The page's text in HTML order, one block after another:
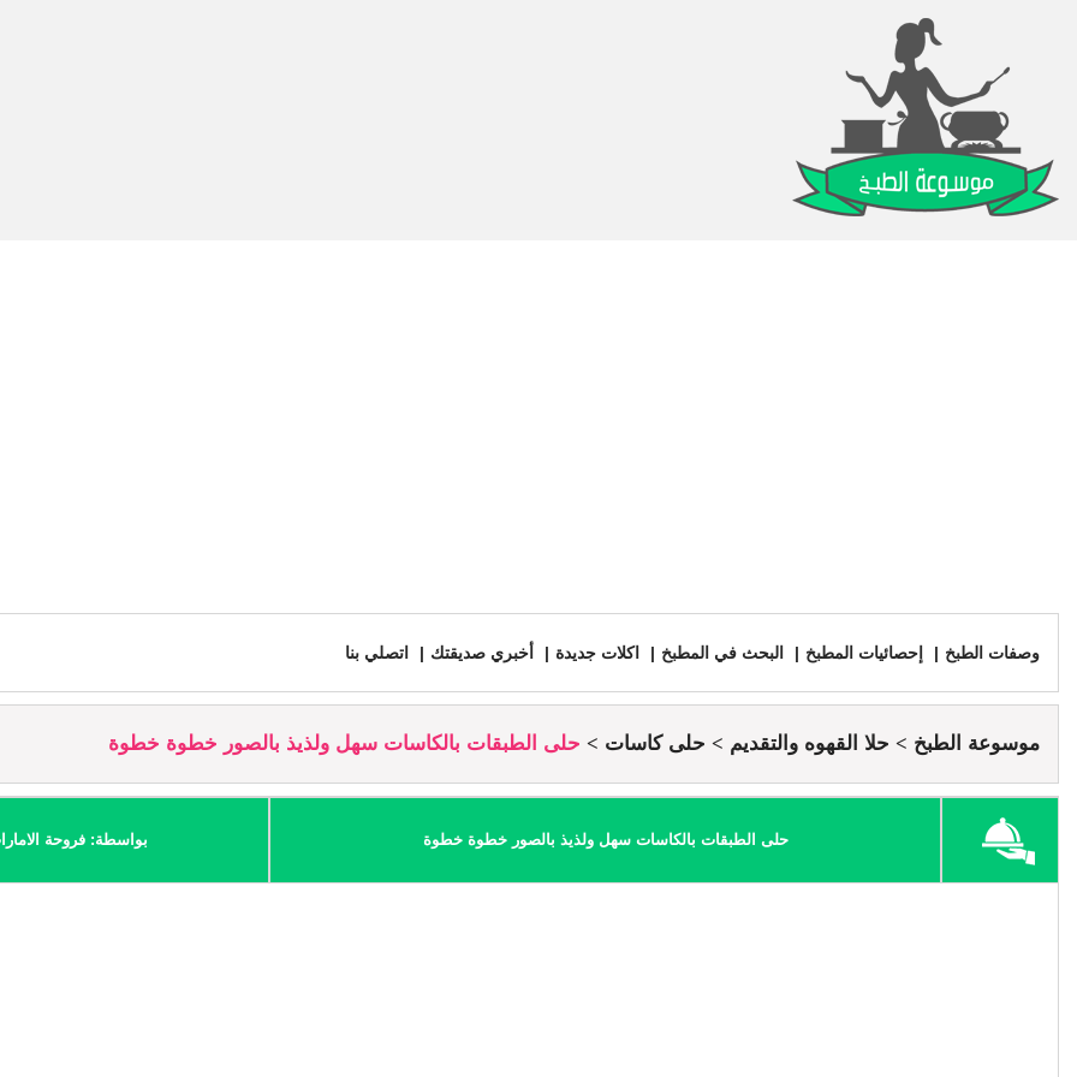
وصفات الطبخ إحصائيات المطبخ البحث في المطبخ اكلات جديدة أخبري صديقتك اتصلي بنا
موسوعة الطبخ حلا القهوه والتقديم حلى كاسات حلى الطبقات بالكاسات سهل ولذيذ بالصور خطوة خطوة
حلى الطبقات بالكاسات سهل ولذيذ بالصور خطوة خطوة بواسطة: فروحة